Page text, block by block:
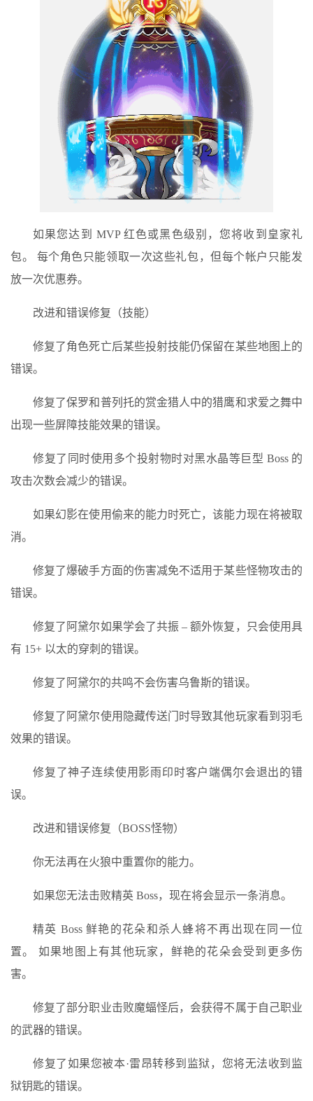
如果您达到 MVP 红色或黑色级别，您将收到皇家礼
包。 每个角色只能领取一次这些礼包，但每个帐户只能发
放一次优惠券。
改进和错误修复（技能）
修复了角色死亡后某些投射技能仍保留在某些地图上的
错误。
修复了保罗和普列托的赏金猎人中的猎鹰和求爱之舞中
出现一些屏障技能效果的错误。
修复了同时使用多个投射物时对黑水晶等巨型 Boss 的
攻击次数会减少的错误。
如果幻影在使用偷来的能力时死亡，该能力现在将被取
消。
修复了爆破手方面的伤害减免不适用于某些怪物攻击的
错误。
修复了阿黛尔如果学会了共振 – 额外恢复，只会使用具
有 15+ 以太的穿刺的错误。
修复了阿黛尔的共鸣不会伤害乌鲁斯的错误。
修复了阿黛尔使用隐藏传送门时导致其他玩家看到羽毛
效果的错误。
修复了神子连续使用影雨印时客户端偶尔会退出的错
误。
改进和错误修复（BOSS怪物）
你无法再在火狼中重置你的能力。
如果您无法击败精英 Boss，现在将会显示一条消息。
精英 Boss 鲜艳的花朵和杀人蜂将不再出现在同一位
置。 如果地图上有其他玩家，鲜艳的花朵会受到更多伤
害。
修复了部分职业击败魔蝠怪后，会获得不属于自己职业
的武器的错误。
修复了如果您被本·雷昂转移到监狱，您将无法收到监
狱钥匙的错误。